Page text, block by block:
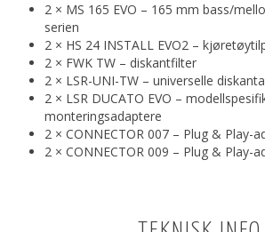
2 × MS 165 EVO – 165 mm bass/
serien
2 × HS 24 INSTALL EVO2 –
2 × FWK TW – diskantfilter
2 × LSR-UNI-TW – universelle
2 × LSR DUCATO EVO –
monteringsadaptere
2 × CONNECTOR 007 – Plug & Play-
2 × CONNECTOR 009 – Plug & Play-